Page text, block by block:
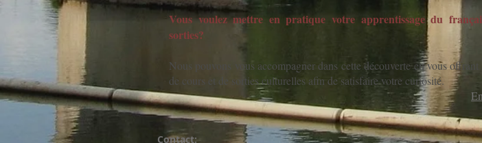
Vous voulez mettre en pratique votre apprentissage du
sorties?
Nous pouvons vous accompagner dans cette découverte en vous
de cours et de sorties culturelles afin de satisfaire votre curiosité.
Contact: